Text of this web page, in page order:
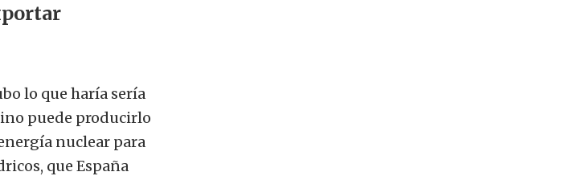
lo que haría sería
puede producirlo
nuclear para
que España